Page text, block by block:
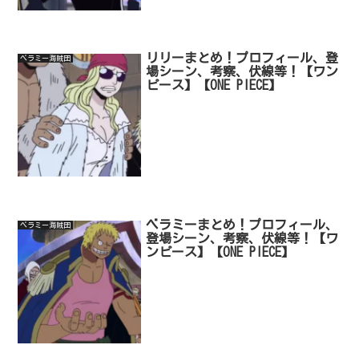
ベラミー海賊団
リリーまとめ！プロフィール、登
場シーン、考察、伏線等！【ワン
ピース】【ONE PIECE】
ベラミー海賊団
ベラミーまとめ！プロフィール、
登場シーン、考察、伏線等！【ワ
ンピース】【ONE PIECE】